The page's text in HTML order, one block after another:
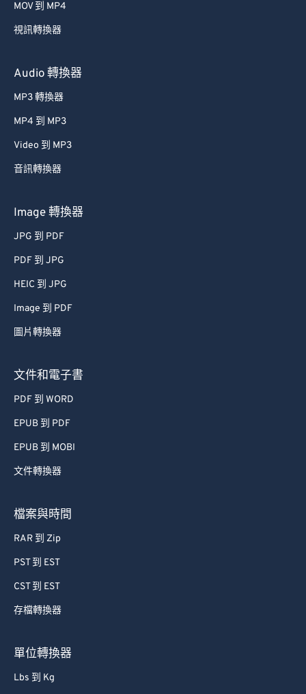
MOV 到 MP4
視訊轉換器
Audio 轉換器
MP3 轉換器
MP4 到 MP3
Video 到 MP3
音訊轉換器
Image 轉換器
JPG 到 PDF
PDF 到 JPG
HEIC 到 JPG
Image 到 PDF
圖片轉換器
文件和電子書
PDF 到 WORD
EPUB 到 PDF
EPUB 到 MOBI
文件轉換器
檔案與時間
RAR 到 Zip
PST 到 EST
CST 到 EST
存檔轉換器
單位轉換器
Lbs 到 Kg